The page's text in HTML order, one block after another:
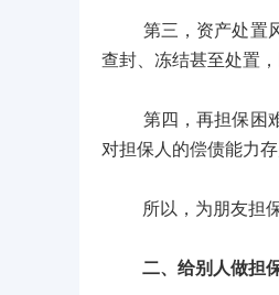
第三，资产处置风
查封、冻结甚至处置，
第四，再担保困难
对担保人的偿债能力
所以，为朋友担保
二、给别人做担